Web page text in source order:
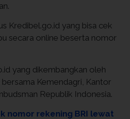
Kredibel.go.id yang bisa cek
secara online beserta nomor
yang dikembangkan oleh
Kemendagri, Kantor
Republik Indonesia.
nomor rekening BRI lewat